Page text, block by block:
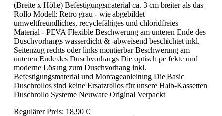
(Breite x Höhe) Befestigungsmaterial ca. 3 cm breiter als das
Rollo Modell: Retro grau - wie abgebildet
umweltfreundliches, recyclefähiges und chloridfreies
Material - PEVA Flexible Beschwerung am unteren Ende des
Duschvorhangs wasserdicht & -abweisend beschichtet inkl.
Seitenzug rechts oder links montierbar Beschwerung am
unteren Ende des Duschvorhangs Die optisch perfekte und
moderne Lösung zum Duschvorhang inkl.
Befestigungsmaterial und Montageanleitung Die Basic
Duschrollos sind keine Ersatzrollos für unsere Halb-Kassetten
Duschrollo Systeme Neuware Original Verpackt
Regulärer Preis: 18,90 €